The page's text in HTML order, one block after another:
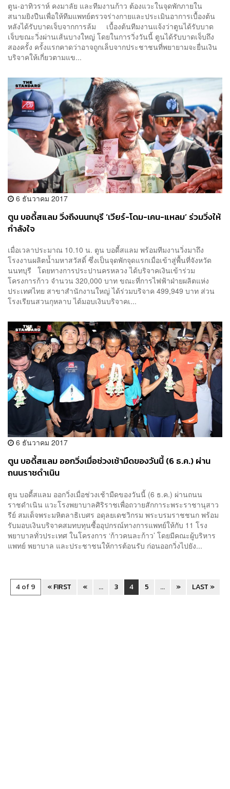
ตูน-อาทิวราห์ คงมาลัย และทีมงานก้าว ต้องแวะในจุดพักภายใน
สนามยิงปืนเพื่อให้ทีมแพทย์ตรวจร่างกายและประเมินอาการเบื้องต้น
หลังได้รับบาดเจ็บจากการล้ม เบื้องต้นทีมงานแจ้งว่าตูนได้รับบาด
เจ็บขณะวิ่งผ่านเส้นบางใหญ่ โดยในการวิ่งวันนี้ ตูนได้รับบาดเจ็บถึง
สองครั้ง ครั้งแรกคาดว่าอาจถูกเล็บจากประชาชนที่พยายามจะยื่นเงิน
บริจาคให้เกี่ยวตามแข...
6 ธันวาคม 2017
ตูน บอดี้สแลม วิ่งถึงนนทบุรี ‘เวียร์-โดม-เคน-แหลม’ ร่วมวิ่งให้
กำลังใจ
เมื่อเวลาประมาณ 10.10 น. ตูน บอดี้สแลม พร้อมทีมงานวิ่งมาถึง
โรงงานผลิตน้ำมหาสวัสดิ์ ซึ่งเป็นจุดพักจุดแรกเมื่อเข้าสู่พื้นที่จังหวัด
นนทบุรี โดยทางการประปานครหลวง ได้บริจาคเงินเข้าร่วม
โครงการก้าว จำนวน 320,000 บาท ขณะที่การไฟฟ้าฝ่ายผลิตแห่ง
ประเทศไทย สาขาสำนักงานใหญ่ ได้ร่วมบริจาค 499,949 บาท ส่วน
โรงเรียนสวนกุหลาบ ได้มอบเงินบริจาคเ...
6 ธันวาคม 2017
ตูน บอดี้สแลม ออกวิ่งเมื่อช่วงเช้ามืดของวันนี้ (6 ธ.ค.) ผ่าน
ถนนราชดำเนิน
ตูน บอดี้สแลม ออกวิ่งเมื่อช่วงเช้ามืดของวันนี้ (6 ธ.ค.) ผ่านถนน
ราชดำเนิน แวะโรงพยาบาลศิริราชเพื่อถวายสักการะพระราชานุสาว
รีย์ สมเด็จพระมหิตลาธิเบศร อดุลยเดชวิกรม พระบรมราชชนก พร้อม
รับมอบเงินบริจาคสมทบทุนซื้ออุปกรณ์ทางการแพทย์ให้กับ 11 โรง
พยาบาลทั่วประเทศ ในโครงการ ‘ก้าวคนละก้าว’ โดยมีคณะผู้บริหาร
แพทย์ พยาบาล และประชาชนให้การต้อนรับ ก่อนออกวิ่งไปยัง...
4 of 9 « FIRST « ... 3 4 5 ... » LAST »